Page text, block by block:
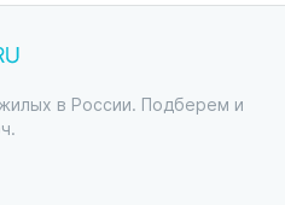
в России. Подберем и